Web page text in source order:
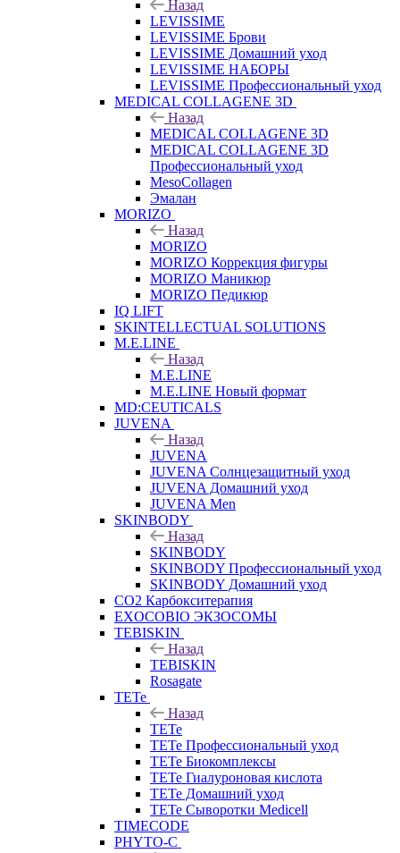
Назад
LEVISSIME
LEVISSIME Брови
LEVISSIME Домашний уход
LEVISSIME НАБОРЫ
LEVISSIME Профессиональный уход
MEDICAL COLLAGENE 3D
Назад
MEDICAL COLLAGENE 3D
MEDICAL COLLAGENE 3D
Профессиональный уход
MesoCollagen
Эмалан
MORIZO
Назад
MORIZO
MORIZO Коррекция фигуры
MORIZO Маникюр
MORIZO Педикюр
IQ LIFT
SKINTELLECTUAL SOLUTIONS
M.E.LINE
Назад
M.E.LINE
M.E.LINE Новый формат
MD:CEUTICALS
JUVENA
Назад
JUVENA
JUVENA Солнцезащитный уход
JUVENA Домашний уход
JUVENA Men
SKINBODY
Назад
SKINBODY
SKINBODY Профессиональный уход
SKINBODY Домашний уход
CO2 Карбокситерапия
EXOCOBIO ЭКЗОСОМЫ
TEBISKIN
Назад
TEBISKIN
Rosagate
TETe
Назад
TETe
TETe Профессиональный уход
TETe Биокомплексы
TETe Гиалуроновая кислота
TETe Домашний уход
TETe Сыворотки Medicell
TIMECODE
PHYTO-C